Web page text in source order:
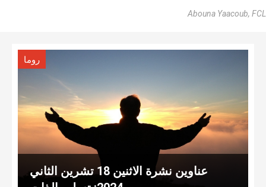
Abouna Yaacoub, FCL
روما
عناوين نشرة الاثنين 18 تشرين الثاني